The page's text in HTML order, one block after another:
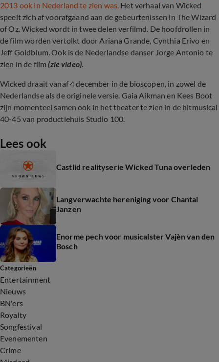
2013 ook in Nederland te zien was. Het verhaal van Wicked
speelt zich af voorafgaand aan de gebeurtenissen in The Wizard
of Oz. Wicked wordt in twee delen verfilmd. De hoofdrollen in
de film worden vertolkt door Ariana Grande, Cynthia Erivo en
Jeff Goldblum.Ook is de Nederlandse danser Jorge Antonio te
zien in de film(zie video).
Wicked draait vanaf 4 december in de bioscopen, in zowel de
Nederlandse als de originele versie. Gaia Aikman en Kees Boot
zijn momenteel samen ook in het theater te zien in de hitmusical
40-45 van productiehuis Studio 100.
Lees ook
Castlid realityserie Wicked Tuna overleden
Langverwachte hereniging voor Chantal
Janzen
Enorme pech voor musicalster Vajèn van den
Bosch
Categorieën
Entertainment
Nieuws
BN'ers
Royalty
Songfestival
Evenementen
Crime